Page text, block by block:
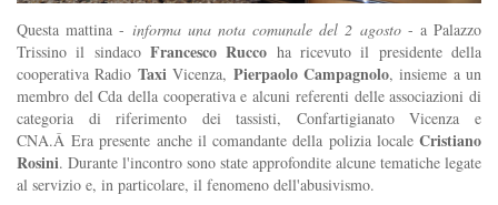
Questa mattina - informa una nota comunale del 2 agosto- a Palazzo
Trissino il sindaco Francesco Rucco ha ricevuto il presidente della
cooperativa Radio TaxiVicenza, Pierpaolo Campagnolo, insieme a un
membro del Cda della cooperativa e alcuni referenti delle associazioni di
categoria di riferimento dei tassisti, Confartigianato Vicenza e
CNA.ÂEra presente anche il comandante della polizia localeCristiano
Rosini. Durante l'incontro sono state approfondite alcune tematiche legate
al servizio e, in particolare, il fenomeno dell'abusivismo.